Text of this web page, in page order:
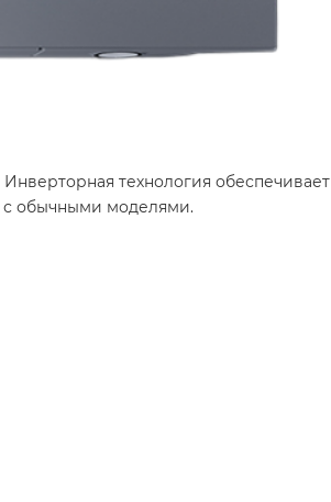
Инверторная технология обеспечивает
обычными моделями.